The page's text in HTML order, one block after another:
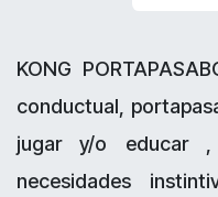
KONG
conductual,
jugar y/o educar
necesidades